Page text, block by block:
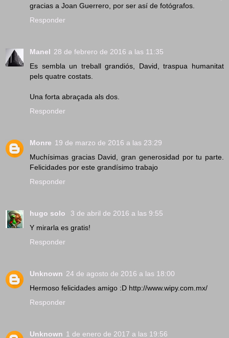
gracias a Joan Guerrero, por ser así de fotógrafos.
Responder
Manel 28 de febrero de 2016 a las 11:35
Es sembla un treball grandiós, David, traspua humanitat
pels quatre costats.
Una forta abraçada als dos.
Responder
Monre 19 de marzo de 2016 a las 23:29
Muchísimas gracias David, gran generosidad por tu parte.
Felicidades por este grandísimo trabajo
Responder
hugo solo
3 de abril de 2016 a las 9:55
Y mirarla es gratis!
Responder
Unknown 24 de agosto de 2016 a las 18:00
Hermoso felicidades amigo :D http://www.wipy.com.mx/
Responder
Unknown 1 de enero de 2017 a las 19:56